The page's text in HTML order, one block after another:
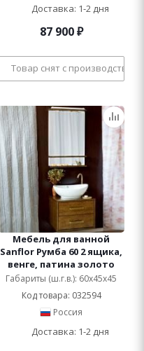
Доставка: 1-2 дня
87 900₽
Товар снят с производства
Мебель для ванной
Sanflor Румба 60 2 ящика,
венге, патина золото
Габариты (ш.г.в.): 60x45x45
Код товара: 032594
Россия
Доставка: 1-2 дня